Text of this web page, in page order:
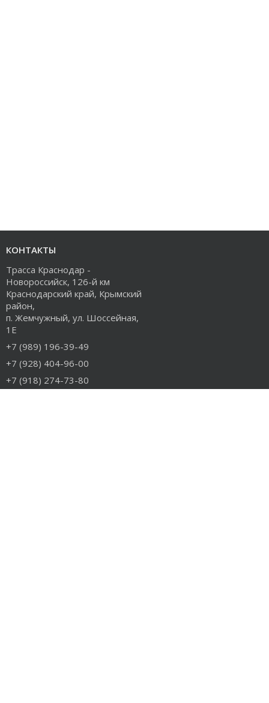
КОНТАКТЫ
Трасса Краснодар -
Новороссийск, 126-й км
Краснодарский край, Крымский
район,
п. Жемчужный, ул. Шоссейная,
1Е
+7 (989) 196-39-49
+7 (928) 404-96-00
+7 (918) 274-73-80